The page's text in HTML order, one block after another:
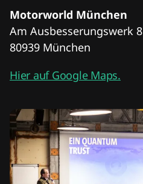
Motorworld München
Am Ausbesserungswerk 8
80939 München
Hier auf Google Maps.